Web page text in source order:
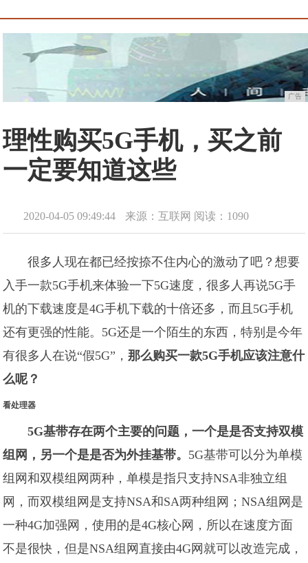
广告
理性购买5G手机，买之前
一定要知道这些
2020-04-05 09:49:44 来源：互联网 阅读：1090
很多人现在都已经按捺不住内心的激动了吧？想要
入手一款5G手机来体验一下5G速度，很多人再说5G手
机的下载速度是4G手机下载的十倍还多，而且5G手机
还有更强的性能。5G还是一个陌生的东西，特别是今年
有很多人在说“假5G”，那么购买一款5G手机应该注意什
么呢？
看处理器
5G基带存在两个主要的问题，一个是是否支持双模
组网，另一个是是否为外挂基带。 5G基带可以分为单模
组网和双模组网两种，单模是指只支持NSA非独立组
网，而双模组网是支持NSA和SA两种组网；NSA组网是
一种4G加强网，使用的是4G核心网，所以在速度方面
不是很快，但是NSA组网直接由4G网就可以改造完成，